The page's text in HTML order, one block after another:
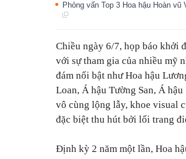
Phỏng vấn Top 3 Hoa hậu Hoàn
Chiều ngày 6/7, họp báo khởi
với sự tham gia của nhiều mỹ
đám nổi bật như Hoa hậu
Loan, Á hậu Tường San, Á
vô cùng lộng lẫy, khoe visual
đặc biệt thu hút bởi lối trang
Định kỳ 2 năm một lần, Hoa